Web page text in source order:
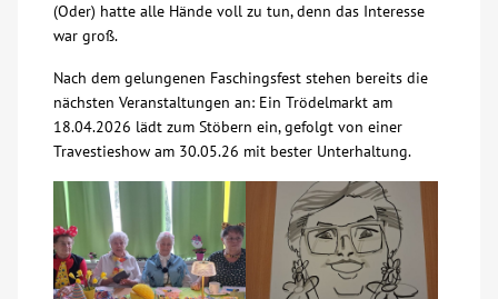
Spenden
Mitmachen
Karriere
Ausbildung
Glossar
(Oder) hatte alle Hände voll zu tun, denn das Interesse
war groß.
Nach dem gelungenen Faschingsfest stehen bereits die
nächsten Veranstaltungen an: Ein Trödelmarkt am
18.04.2026 lädt zum Stöbern ein, gefolgt von einer
Travestieshow am 30.05.26 mit bester Unterhaltung.